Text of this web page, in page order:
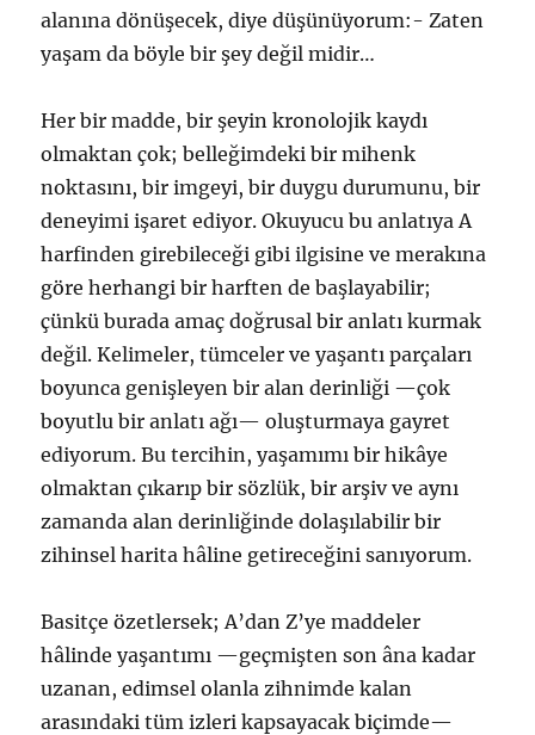
alanına dönüşecek, diye düşünüyorum:- Zaten
yaşam da böyle bir şey değil midir…
Her bir madde, bir şeyin kronolojik kaydı
olmaktan çok; belleğimdeki bir mihenk
noktasını, bir imgeyi, bir duygu durumunu, bir
deneyimi işaret ediyor. Okuyucu bu anlatıya A
harfinden girebileceği gibi ilgisine ve merakına
göre herhangi bir harften de başlayabilir;
çünkü burada amaç doğrusal bir anlatı kurmak
değil. Kelimeler, tümceler ve yaşantı parçaları
boyunca genişleyen bir alan derinliği —çok
boyutlu bir anlatı ağı— oluşturmaya gayret
ediyorum. Bu tercihin, yaşamımı bir hikâye
olmaktan çıkarıp bir sözlük, bir arşiv ve aynı
zamanda alan derinliğinde dolaşılabilir bir
zihinsel harita hâline getireceğini sanıyorum.
Basitçe özetlersek; A’dan Z’ye maddeler
hâlinde yaşantımı —geçmişten son âna kadar
uzanan, edimsel olanla zihnimde kalan
arasındaki tüm izleri kapsayacak biçimde—